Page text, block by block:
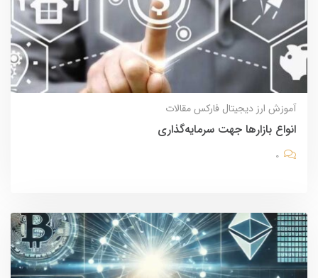
آموزش ارز دیجیتال فارکسمقالات
انواع بازارها جهت سرمایه‌گذاری
0